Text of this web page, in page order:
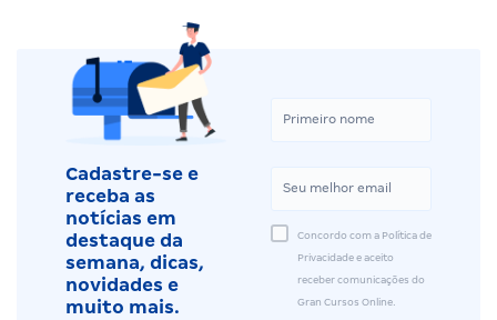
Cadastre-se e
receba as
notícias em
destaque da
semana, dicas,
novidades e
muito mais.
Concordo com a Política de
Privacidade e aceito
receber comunicações do
Gran Cursos Online.